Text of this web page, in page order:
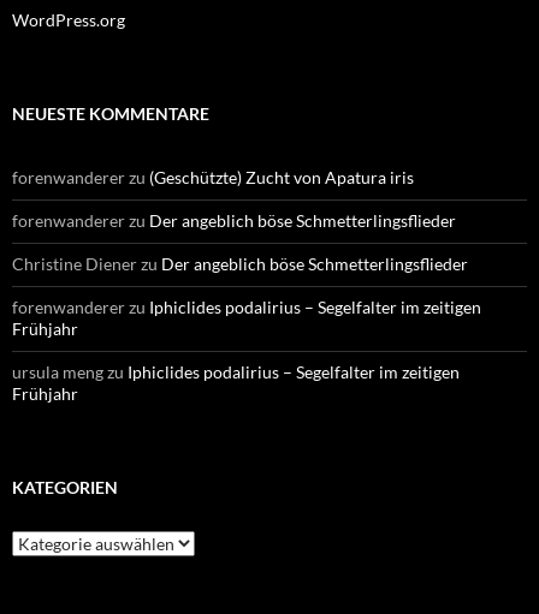
WordPress.org
NEUESTE KOMMENTARE
forenwandererzu (Geschützte) Zucht von Apatura iris
forenwandererzu Der angeblich böse Schmetterlingsflieder
Christine Dienerzu Der angeblich böse Schmetterlingsflieder
forenwandererzu Iphiclides podalirius – Segelfalter im zeitigen
Frühjahr
ursula mengzu Iphiclides podalirius – Segelfalter im zeitigen
Frühjahr
KATEGORIEN
Kategorien